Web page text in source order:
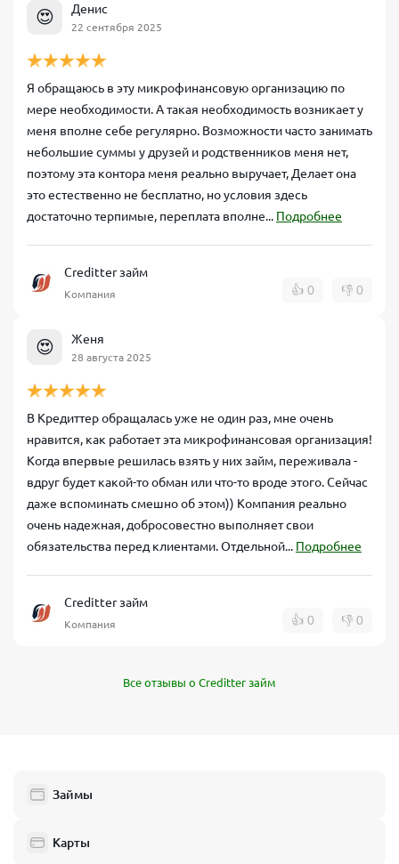
😍 Денис
22 сентября 2025
Я обращаюсь в эту микрофинансовую организацию по
мере необходимости. А такая необходимость возникает у
меня вполне себе регулярно. Возможности часто занимать
небольшие суммы у друзей и родственников меня нет,
поэтому эта контора меня реально выручает, Делает она
это естественно не бесплатно, но условия здесь
достаточно терпимые, переплата вполне... Подробнее
Creditter займ
Компания 👍 0 👎 0
😍 Женя
28 августа 2025
В Кредиттер обращалась уже не один раз, мне очень
нравится, как работает эта микрофинансовая организация!
Когда впервые решилась взять у них займ, переживала -
вдруг будет какой-то обман или что-то вроде этого. Сейчас
даже вспоминать смешно об этом)) Компания реально
очень надежная, добросовестно выполняет свои
обязательства перед клиентами. Отдельной... Подробнее
Creditter займ
Компания 👍 0 👎 0
Все отзывы о Creditter займ
Займы
Карты